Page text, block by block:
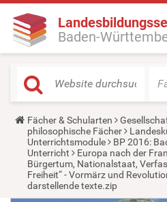
Baden-
Y
o
u
a
r
e
h
e
Fächer & Schularten
philosophische Fächer
Unterrichtsmodule
BP 2016:
Unterricht
Europa nach der
Bürgertum, Nationalstaat,
Freiheit“ - Vormärz und
darstellende texte.zip